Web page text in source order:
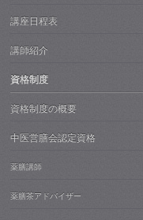
講座日程表
講師紹介
資格制度
資格制度の概要
中医営膳会認定資格
薬膳講師
薬膳茶アドバイザー